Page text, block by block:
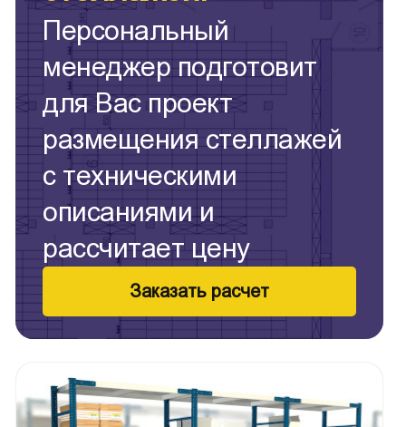
Персональный
менеджер подготовит
для Вас проект
размещения стеллажей
с техническими
описаниями и
рассчитает цену
Заказать расчет